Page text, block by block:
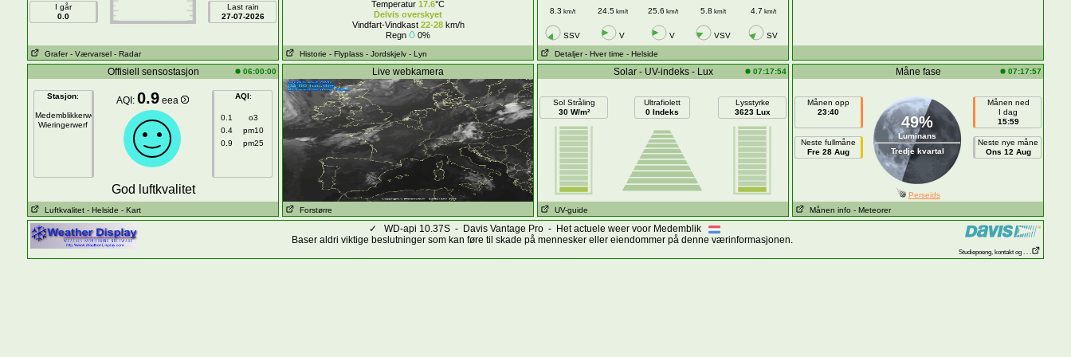
I går
0.0
Last rain
27-07-2026
Grafer - Værvarsel - Radar
Temperatur 17.6°C
Delvis overskyet
Vindfart-Vindkast 22-28km/h
Regn
0%
Historie - Flyplass - Jordskjelv - Lyn
8.3 km/t 24.5km/t 25.6 km/t 5.8 km/t 4.7 km/t
SSV V V VSV SV
Detaljer - Hver time - Helside
Offisiell sensostasjon 06:00:00
Stasjon:
Medemblikkerweg
Wieringerwerf
AQI: 0.9 eea AQI:
0.1
o3
0.4
pm10
0.9
pm25
God luftkvalitet
Luftkvalitet - Helside - Kart
Live webkamera
Forstørre
Solar - UV-indeks - Lux 07:17:54
Sol Stråling
30 W/m²
Ultrafiolett
0 Indeks
Lysstyrke
3623 Lux
UV-guide
Måne fase 07:17:57
Månen opp
23:40
Neste fullmåne
Fre 28 Aug
49%
Luminans
Tredje kvartal
Månen ned
I dag
15:59
Neste nye måne
Ons 12 Aug
Perseids
Månen info - Meteorer
✓
WD-api 10.37S - Davis Vantage Pro - Het actuele weer voor Medemblik
Baser aldri viktige beslutninger som kan føre til skade på mennesker eller eiendommer på denne værinformasjonen.
Studiepoeng, kontakt og . . .